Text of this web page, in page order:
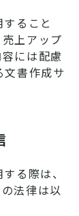
ること
上アップ
には配慮
文書作成サ
る際は、
法律は以